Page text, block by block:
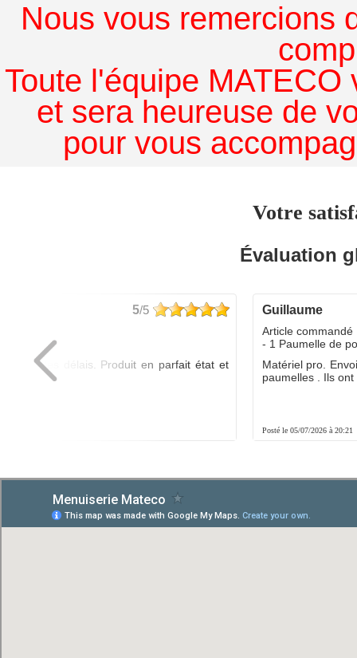
Nous vous remercions
Toute l'équipe
et sera heureuse de
pour vous
Votre
Évaluation
5/5
dans les délais. Produit en parfait état et
guillaume
Posté le 05/07/2026 à 20:21
Article commandé
- 1 Paumelle de
Matériel pro.
paumelles . Ils ont